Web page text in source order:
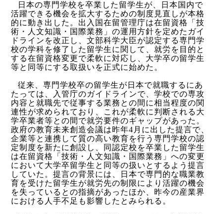
日本の専門学校を卒業した留学生が、日本国内で
活躍できる機会を拡大するための制度見直しが本格
的に動き出した。出入国在留管理庁は在留資格「技
術・人文知識・国際業務」の運用方針を定めたガイ
ドラインを改正し、文部科学大臣が認定する専門学
校の学科を修了した留学生に関して、就労を目的と
する在留資格変更で柔軟に対応し、大学卒の留学生
等と同等にする取扱いを正式に始めた。
従来、専門学校卒の留学生が日本で就職するにあ
たっては、入管庁のガイドラインで、学校での専攻
内容と就職先で従事する業務との間に相当程度の関
連性が求められており、これが柔軟に判断される大
学卒業者等との間で就労要件のギャップがあった。
政府の教育未来創造会議は昨年4 月に出した提言で、
企業等と連携して質の高い教育を行う専門学校の認
定制度を新たに創設し、同認定校を卒業した留学生
は在留資格「技術・人文知識・国際業務」への変更
において大学卒留学生と同等の扱いとするよう提言
していた。提言の背景には、日本で専門的な職業教
育を受けた留学生が就労先の制限により活躍の機会
を失っているとの指摘があったほか、昨今の産業界
における人手不足も影響したとみられる。